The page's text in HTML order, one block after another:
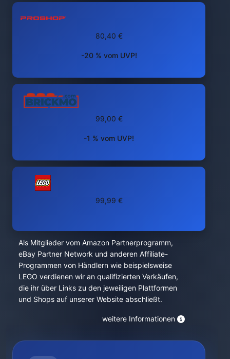
80,40 €
-20 % vom UVP!
99,00 €
-1 % vom UVP!
99,99 €
Als Mitglieder vom Amazon Partnerprogramm,
eBay Partner Network und anderen Affiliate-
Programmen von Händlern wie beispielsweise
LEGO verdienen wir an qualifizierten Verkäufen,
die ihr über Links zu den jeweiligen Plattformen
und Shops auf unserer Website abschließt.
weitere Informationen